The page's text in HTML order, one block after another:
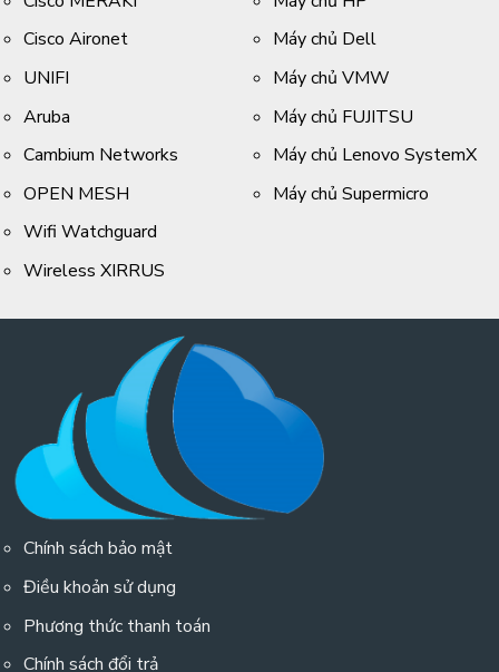
Cisco Aironet
UNIFI
Aruba
Cambium Networks
OPEN MESH
Wifi Watchguard
Wireless XIRRUS
Máy chủ Dell
Máy chủ VMW
Máy chủ FUJITSU
Máy chủ Lenovo SystemX
Máy chủ Supermicro
Chính sách bảo mật
Điều khoản sử dụng
Phương thức thanh toán
Chính sách đổi trả